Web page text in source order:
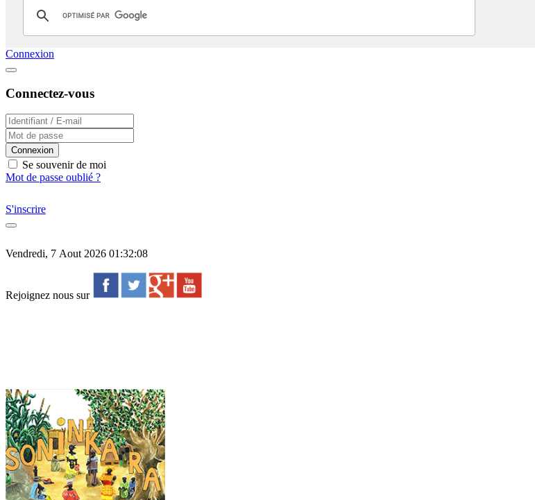
Connexion
Connectez-vous
Connexion
Se souvenir de moi
Mot de passe oublié ?
S'inscrire
Vendredi, 7 Aout 2026 01:32:08
Rejoignez nous sur